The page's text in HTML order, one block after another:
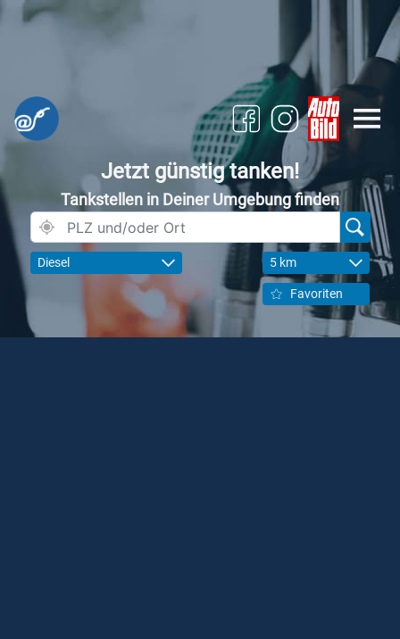
Jetzt günstig tanken!
Tankstellen in Deiner Umgebung finden
Diesel 5 km
Favoriten